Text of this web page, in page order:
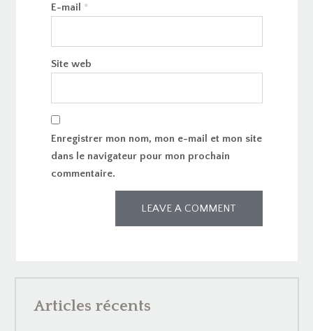
E-mail *
Site web
Enregistrer mon nom, mon e-mail et mon site
dans le navigateur pour mon prochain
commentaire.
Articles récents